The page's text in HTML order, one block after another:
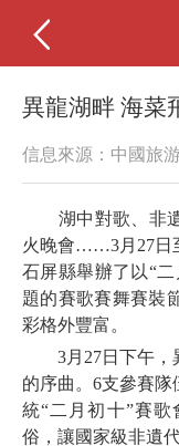
異龍湖畔 海菜
信息來源：中國旅
湖中對歌、非遺
火晚會……3月27日
石屏縣舉辦了以“
題的賽歌賽舞賽裝
彩格外豐富。
3月27日下午，
的序曲。6支參賽
統“二月初十”賽
俗，讓國家級非遺